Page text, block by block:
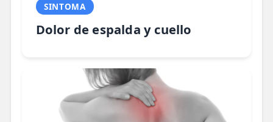
SINTOMA
Dolor de espalda y cuello